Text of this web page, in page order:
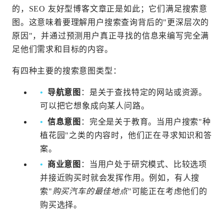
的，SEO 友好型博客文章正是如此；它们满足搜索意
图。这意味着要理解用户搜索查询背后的"更深层次的
原因"，并通过预测用户真正寻找的信息来编写完全满
足他们需求和目标的内容。
有四种主要的搜索意图类型：
导航意图 ：是关于查找特定的网站或资源。
可以把它想象成向某人问路。
信息意图 ：完全是关于教育。当用户搜索"种
植花园"之类的内容时，他们正在寻求知识和答
案。
商业意图 ：当用户处于研究模式、比较选项
并接近购买时就会发挥作用。例如，有人搜
索" 购买汽车的最佳地点"可能正在考虑他们的
购买选择。